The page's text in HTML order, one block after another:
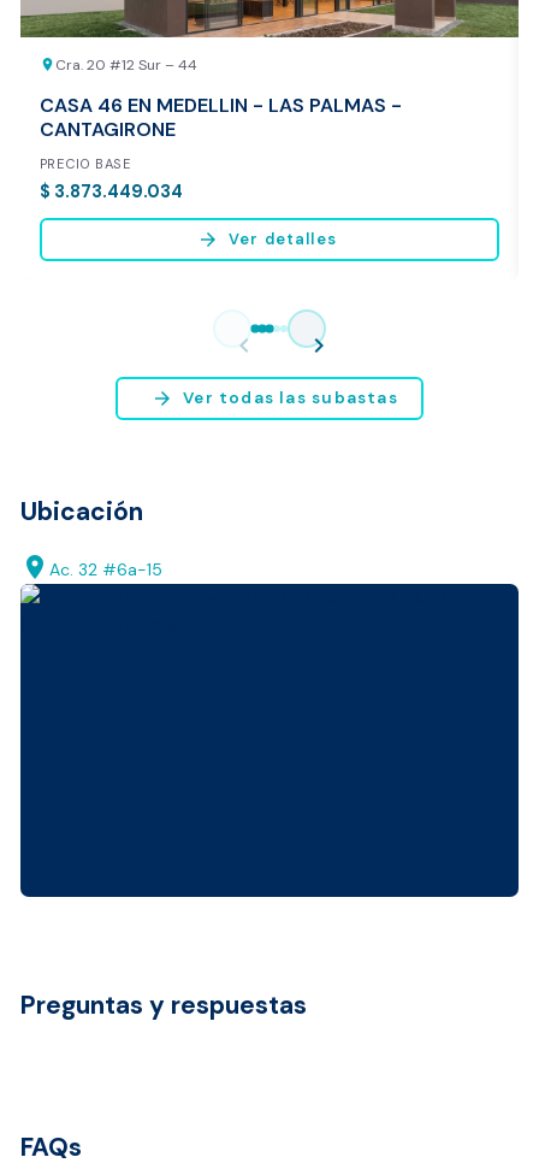
* Servicio disponible exclusivamente para inmuebles ubicados en
Bogotá y Medellín.
location_on Cra. 20 #12 Sur – 44
CASA 46 EN MEDELLIN - LAS PALMAS -
CANTAGIRONE
PRECIO BASE
$ 3.873.449.034
arrow_forward Ver detalles
chevron_left chevron_right
arrow_forward Ver todas las subastas
Ubicación
location_on Ac. 32 #6a-15
Preguntas y respuestas
FAQs